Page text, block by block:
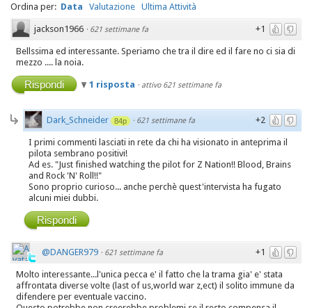
Ordina per: Data Valutazione Ultima Attività
+1
jackson1966 · 621 settimane fa
Bellssima ed interessante. Speriamo che tra il dire ed il fare no ci sia di
mezzo .... la noia.
Rispondi 1 risposta · attivo 621 settimane fa
+2
Dark_Schneider 84p · 621 settimane fa
I primi commenti lasciati in rete da chi ha visionato in anteprima il
pilota sembrano positivi!
Ad es. "Just finished watching the pilot for Z Nation!! Blood, Brains
and Rock 'N' Roll!!"
Sono proprio curioso... anche perchè quest'intervista ha fugato
alcuni miei dubbi.
Rispondi
+1
@DANGER979 · 621 settimane fa
Molto interessante...l'unica pecca e' il fatto che la trama gia' e' stata
affrontata diverse volte (last of us,world war z,ect) il solito immune da
difendere per eventuale vaccino.